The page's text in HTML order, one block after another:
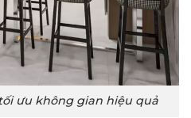
ưu không gian hiệu quả